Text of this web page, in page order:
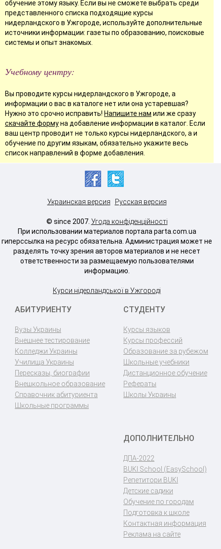
обучение этому языку. Если вы не сможете выбрать среди
представленного списка подходящие курсы
нидерландского в Ужгороде, используйте дополнительные
источники информации: газеты по образованию, поисковые
системы и опыт знакомых.
Учебному центру:
Вы проводите курсы нидерландского в Ужгороде, а
информации о вас в каталоге нет или она устаревшая?
Нужно это срочно исправить! Напишите нам или же сразу
скачайте формуна добавление информации в каталог. Если
ваш центр проводит не только курсы нидерландского, а и
обучение по другим языкам, обязательно укажите весь
список направлений в форме добавления.
Украинская версия Русская версия
© since 2007. Угода конфіденційності
При использовании материалов портала parta.com.ua
гиперссылка на ресурс обязательна. Администрация может не
разделять точку зрения авторов материалов и не несет
ответственности за размещаемую пользователями
информацию.
Курси нідерландської в Ужгороді
АБИТУРИЕНТУ
Вузы Украины
Внешнее тестирование
Колледжи Украины
Училища Украины
Пересказы, биографии
Внешкольное образование
Справочник абитуриента
Школьные программы
СТУДЕНТУ
Курсы языков
Курсы профессий
Образование за рубежом
Школьные учебники
Дистанционное обучение
Рефераты
Школы Украины
ДОПОЛНИТЕЛЬНО
ДПА-2022
BUKI School (EasySchool)
Репетитори BUKI
Детские садики
Обучение по городам
Подготовка к школе
Контактная информация
Реклама на сайте